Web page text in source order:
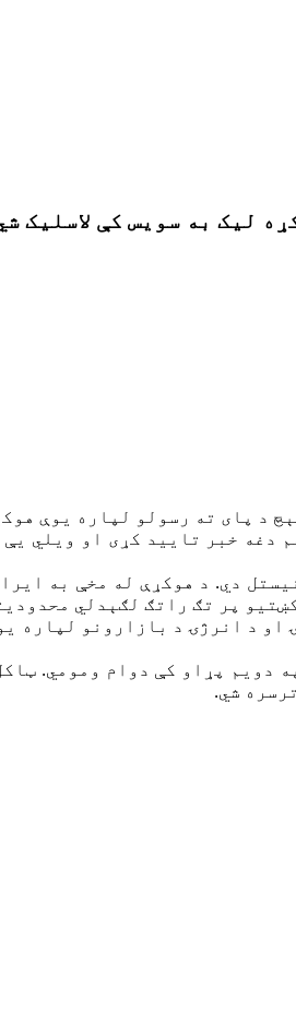
لیک به سویس کې لاسلیک
د پای ته رسولو لپاره یوې
خبر تایید کړی او ویلي
دي. د هوکړې له مخې به
پر تګ راتګ لګېدلي
د انرژۍ د بازارونو لپاره
دویم پړاو کې دوام ومومي.
شي.